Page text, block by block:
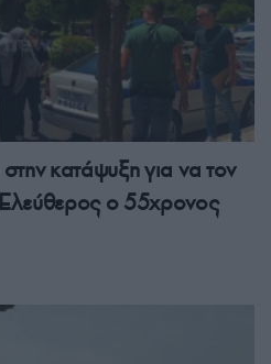
κατάψυξη για να τον
ο 55χρονος